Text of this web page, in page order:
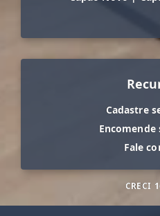
Cadastre
Encomende
Fale
CRECI